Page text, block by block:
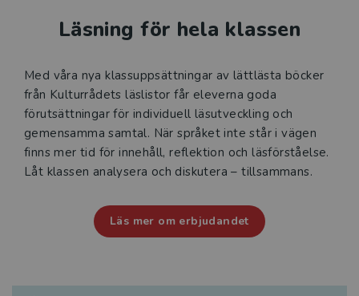
Läsning för hela klassen
Med våra nya klassuppsättningar av lättlästa böcker
från Kulturrådets läslistor får eleverna goda
förutsättningar för individuell läsutveckling och
gemensamma samtal. När språket inte står i vägen
finns mer tid för innehåll, reflektion och läsförståelse.
Låt klassen analysera och diskutera – tillsammans.
Läs mer om erbjudandet